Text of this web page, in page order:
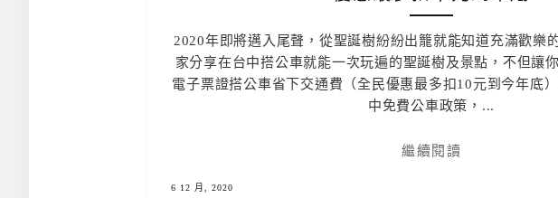
2020年即將邁入尾聲，從聖誕樹紛紛出籠就能知道充滿歡樂
家分享在台中搭公車就能一次玩遍的聖誕樹及景點，不但讓
電子票證搭公車省下交通費（全民優惠最多扣10元到今年底
中免費公車政策，...
繼續閱讀
6 12 月, 2020